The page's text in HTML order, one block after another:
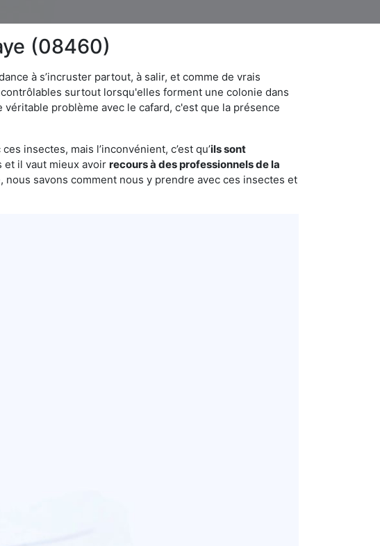
(08460)
à s’incruster partout, à salir, et comme de vrais
surtout lorsqu'elles forment une colonie dans
problème avec le cafard, c'est que la présence
insectes, mais l’inconvénient, c’est qu’ils sont
et il vaut mieux avoir recours à des professionnels de la
nous savons comment nous y prendre avec ces insectes et